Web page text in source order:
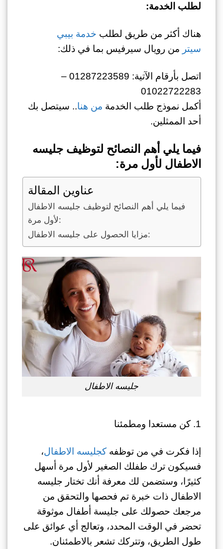
لطلب الخدمة:
هناك أكثر من طريق لطلب خدمة بيبي
سيتر من رويال سيرفيس بما في ذلك:
اتصل بأرقام الآتية: 01287223589 –
01022722283
أكمل نموذج طلب الخدمة من هنا.. سيتصل بك
أحد الممثلين.
فيما يلي أهم النصائح لتوظيف جليسه
الاطفال لأول مرة:
عناوين المقالة
فيما يلي أهم النصائح لتوظيف جليسه الاطفال
لأول مرة:
مزايا الحصول على جليسه الاطفال:
جليسه الاطفال
1. كن مستعدا ومطمئنا
إذا فكرت في من توظفهكجليسه الاطفال،
فسيكون ترك طفلك الصغير لأول مرة أسهل
كثيرًا، وستضمن لك معرفة أنك تختار جليسه
الاطفال ذات خبرة تم فحصها والتحقق من
مرجعك حصولك على جليسة أطفال موثوقة
تحضر في الوقت المحدد، وتعالج أي عوائق على
طول الطريق، وتتركك تشعر بالاطمئنان.